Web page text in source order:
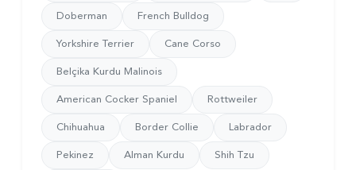
Doberman
French Bulldog
Yorkshire Terrier
Cane Corso
Belçika Kurdu Malinois
American Cocker Spaniel
Rottweiler
Chihuahua
Border Collie
Labrador
Pekinez
Alman Kurdu
Shih Tzu